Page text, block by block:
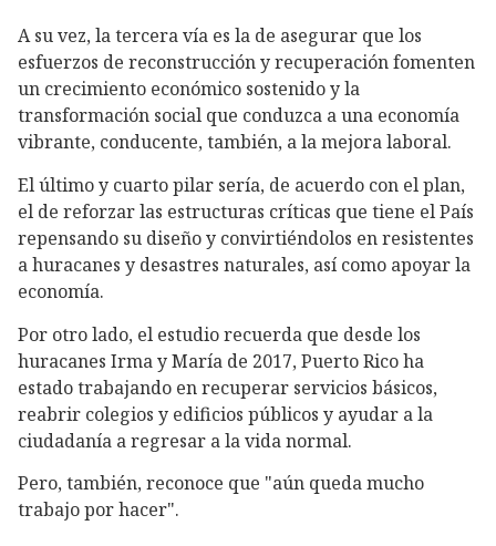
A su vez, la tercera vía es la de asegurar que los
esfuerzos de reconstrucción y recuperación fomenten
un crecimiento económico sostenido y la
transformación social que conduzca a una economía
vibrante, conducente, también, a la mejora laboral.
El último y cuarto pilar sería, de acuerdo con el plan,
el de reforzar las estructuras críticas que tiene el País
repensando su diseño y convirtiéndolos en resistentes
a huracanes y desastres naturales, así como apoyar la
economía.
Por otro lado, el estudio recuerda que desde los
huracanes Irma y María de 2017, Puerto Rico ha
estado trabajando en recuperar servicios básicos,
reabrir colegios y edificios públicos y ayudar a la
ciudadanía a regresar a la vida normal.
Pero, también, reconoce que "aún queda mucho
trabajo por hacer".